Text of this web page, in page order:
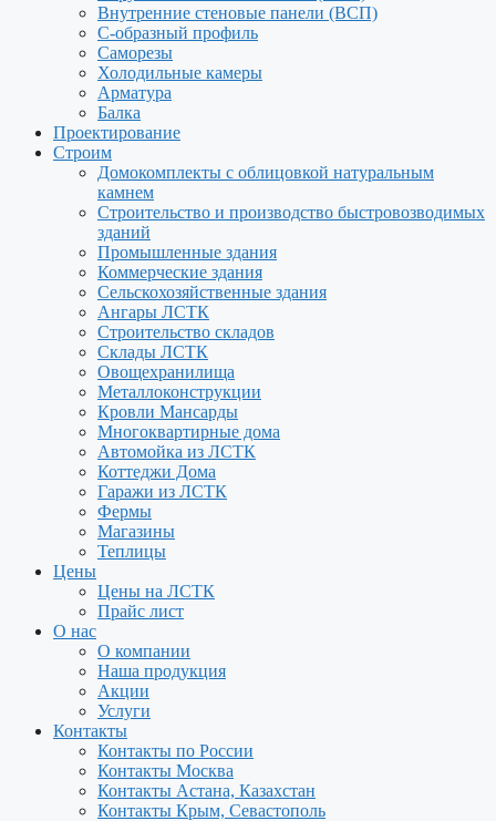
Внутренние стеновые панели (ВСП)
С-образный профиль
Саморезы
Холодильные камеры
Арматура
Балка
Проектирование
Строим
Домокомплекты с облицовкой натуральным
камнем
Строительство и производство быстровозводимых
зданий
Промышленные здания
Коммерческие здания
Сельскохозяйственные здания
Ангары ЛСТК
Строительство складов
Склады ЛСТК
Овощехранилища
Металлоконструкции
Кровли Мансарды
Многоквартирные дома
Автомойка из ЛСТК
Коттеджи Дома
Гаражи из ЛСТК
Фермы
Магазины
Теплицы
Цены
Цены на ЛСТК
Прайс лист
О нас
О компании
Наша продукция
Акции
Услуги
Контакты
Контакты по России
Контакты Москва
Контакты Астана, Казахстан
Контакты Крым, Севастополь